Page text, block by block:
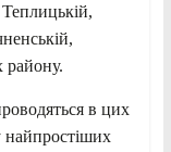
району.
в цих
найпростіших